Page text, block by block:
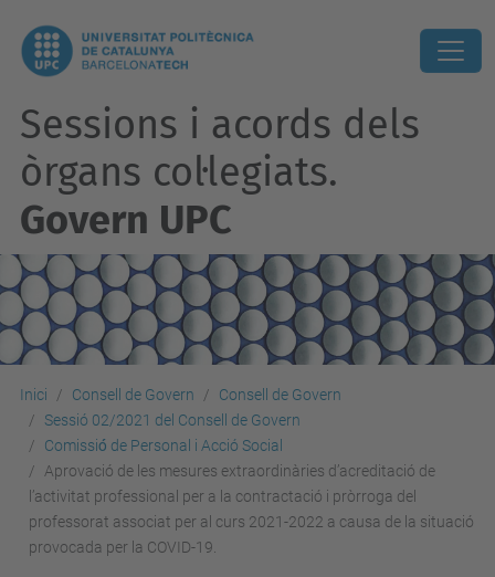
Sessions i acords dels
òrgans col·legiats.
Govern UPC
Inici Consell de Govern
Consell de Govern
Sessió 02/2021 del Consell de Govern
Comissió́ de Personal i Acció Social
Aprovació de les mesures extraordinàries d’acreditació de
l’activitat professional per a la contractació i pròrroga del
professorat associat per al curs 2021-2022 a causa de la situació
provocada per la COVID-19.